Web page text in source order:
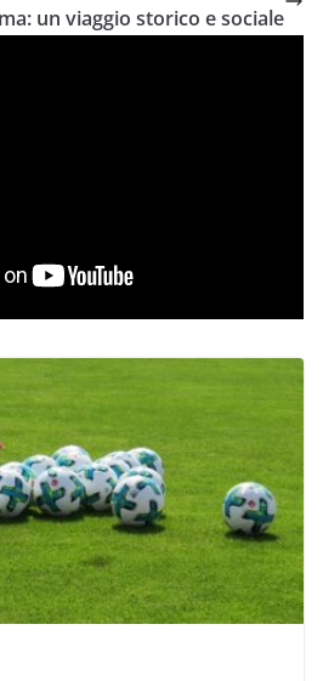
un viaggio storico e sociale